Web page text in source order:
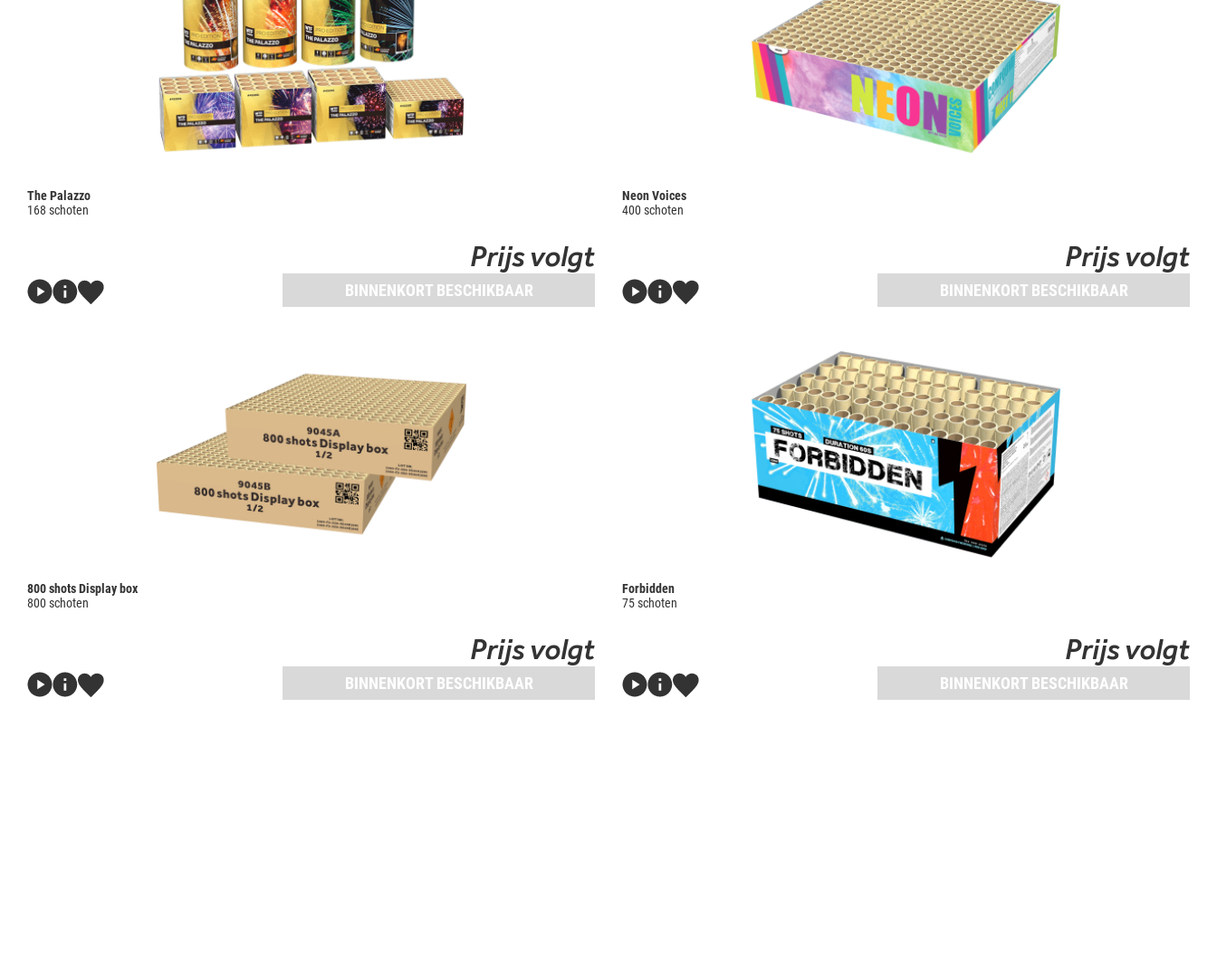
The Palazzo
168 schoten
Prijs volgt
BINNENKORT BESCHIKBAAR
Neon Voices
400 schoten
Prijs volgt
BINNENKORT BESCHIKBAAR
800 shots Display box
800 schoten
Prijs volgt
BINNENKORT BESCHIKBAAR
Forbidden
75 schoten
Prijs volgt
BINNENKORT BESCHIKBAAR